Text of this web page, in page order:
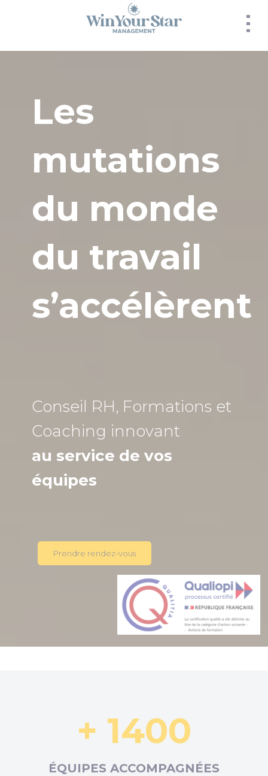
Les
mutations
du monde
du travail
s’accélèrent
Conseil RH, Formations et
Coaching innovant
au service de vos
équipes
Prendre rendez-vous
+ 1400
ÉQUIPES ACCOMPAGNÉES